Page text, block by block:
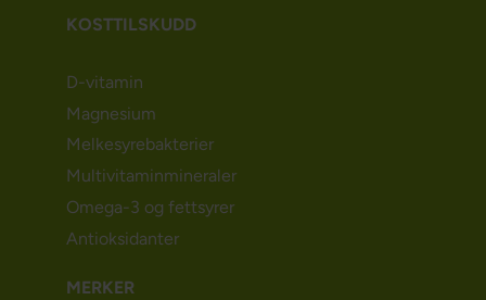
KOSTTILSKUDD
D-vitamin
Magnesium
Melkesyrebakterier
Multivitaminmineraler
Omega-3 og fettsyrer
Antioksidanter
MERKER